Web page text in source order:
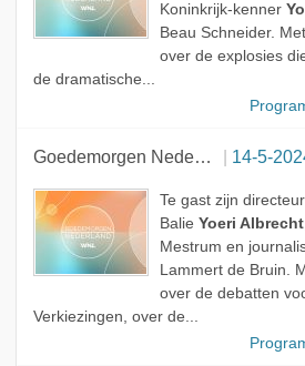
Koninkrijk-kenner
Beau Schneider.
over de explosies
de dramatische...
Goedemorgen Nederland 14-5-
Te gast zijn
Balie Yoeri Albrecht
Mestrum en
Lammert de Bruin.
over de debatten
Verkiezingen, over de...